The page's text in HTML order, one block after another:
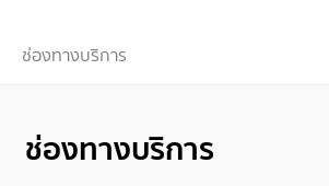
ช่องทางบริการ
ช่องทางบริการ